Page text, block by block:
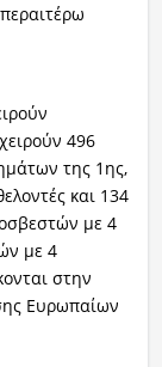
496
της 1ης,
και 134
με 4
με 4
στην
Ευρωπαίων